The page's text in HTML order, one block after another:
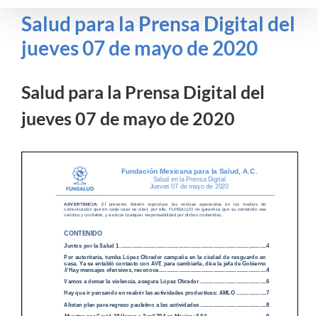
Salud para la Prensa Digital del
jueves 07 de mayo de 2020
Salud para la Prensa Digital del
jueves 07 de mayo de 2020